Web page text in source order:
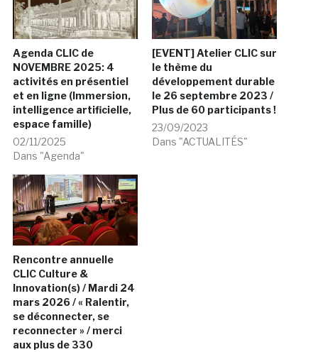
Agenda CLIC de
NOVEMBRE 2025: 4
activités en présentiel
et en ligne (Immersion,
intelligence artificielle,
espace famille)
02/11/2025
Dans "Agenda"
[EVENT] Atelier CLIC sur
le thème du
développement durable
le 26 septembre 2023 /
Plus de 60 participants !
23/09/2023
Dans "ACTUALITÉS"
Rencontre annuelle
CLIC Culture &
Innovation(s) / Mardi 24
mars 2026 / « Ralentir,
se déconnecter, se
reconnecter » / merci
aux plus de 330